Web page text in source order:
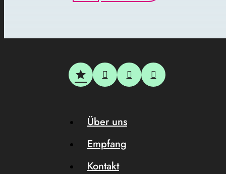
Über uns
Empfang
Kontakt